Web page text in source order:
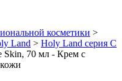
косметики >
Land > Holy Land серия C
Skin, 70 мл - Крем с